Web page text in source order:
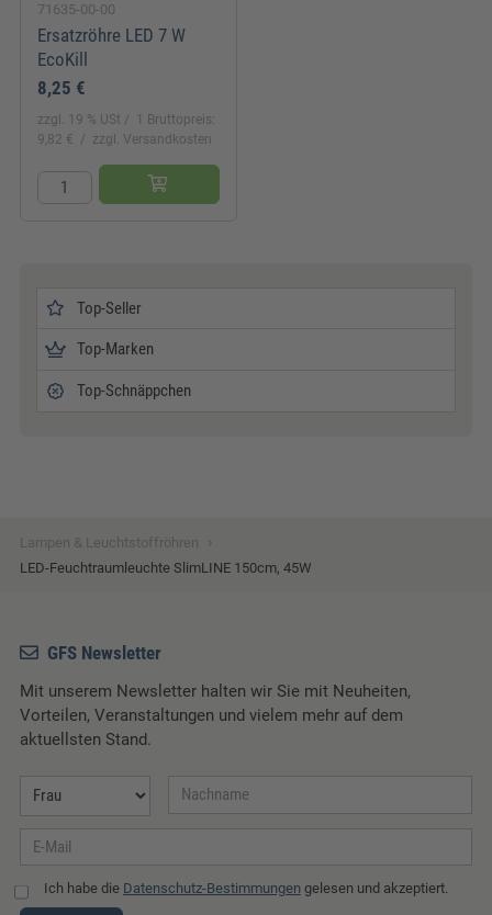
71635-00-00
Ersatzröhre LED 7 W
EcoKill
8,25 €
zzgl. 19 % USt
1 Bruttopreis:
9,82 €
zzgl. Versandkosten
Top-Seller
Top-Marken
Top-Schnäppchen
Lampen & Leuchtstoffröhren
LED-Feuchtraumleuchte SlimLINE 150cm, 45W
GFS Newsletter
Mit unserem Newsletter halten wir Sie mit Neuheiten,
Vorteilen, Veranstaltungen und vielem mehr auf dem
aktuellsten Stand.
Ich habe die Datenschutz-Bestimmungen gelesen und akzeptiert.